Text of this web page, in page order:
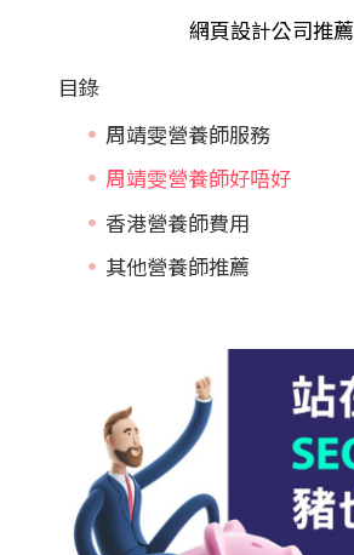
網頁設計公司推薦
目錄
周靖雯營養師服務
周靖雯營養師好唔好
香港營養師費用
其他營養師推薦